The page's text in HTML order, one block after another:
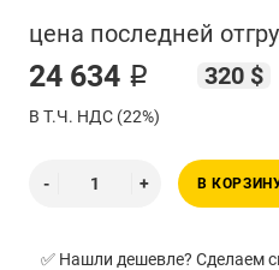
цена последней
24 634 ₽ 320 $
В Т.Ч. НДС (22%)
В
✅ Нашли дешевле? Сделаем